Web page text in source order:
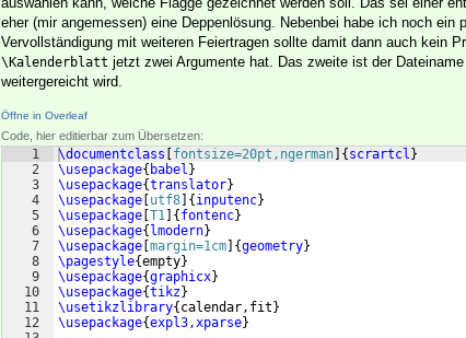
eher (mir angemessen) eine Deppenlösung. Nebenbei habe ich noch
Vervollständigung mit weiteren Feiertragen sollte damit dann auch kein
\Kalenderblatt jetzt zwei Argumente hat. Das zweite ist der
weitergereicht wird.
Öffne in Overleaf
Code, hier editierbar zum Übersetzen:
1
2
3
4
5
6
7
8
9
10
11
12
\documentclass fontsize=20pt,ngerman { scrartcl }
\usepackage{ babel }
\usepackage{translator}
\usepackage utf8 { inputenc}
\usepackage T1 { fontenc}
\usepackage{ lmodern}
\usepackage margin=1cm {geometry}
\pagestyle{empty}
\usepackage{graphicx}
\usepackage{tikz}
\usetikzlibrary{ calendar,fit }
\usepackage{expl3,xparse}